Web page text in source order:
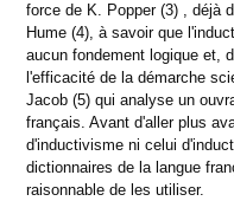
force de K. Popper (3) , déjà
Hume (4), à savoir que
aucun fondement logique et,
l'efficacité de la démarche
Jacob (5) qui analyse un
français. Avant d'aller plus
d'inductivisme ni celui
dictionnaires de la langue
raisonnable de les utiliser.